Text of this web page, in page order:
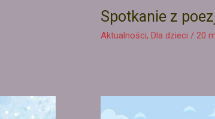
Spotkanie z
Aktualności, Dla dzieci / 20